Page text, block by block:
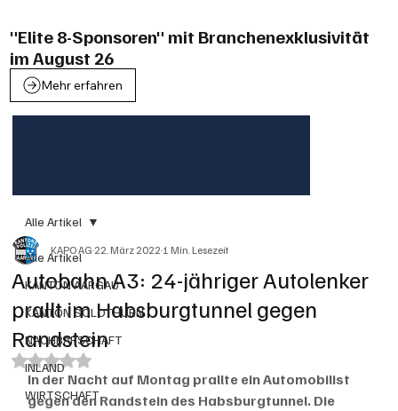
"Elite 8-Sponsoren" mit Branchenexklusivität
im August 26
Mehr erfahren
Alle Artikel
KANTON AARGAU
KANTON SOLOTHURN
NACHBARSCHAFT
INLAND
WIRTSCHAFT
Alle Artikel
Autobahn A3: 24-jähriger Autolenker
prallt im Habsburgtunnel gegen
Randstein
KAPO AG22. März 20221 Min. Lesezeit
Mit NaN von 5 Sternen bewertet.
In der Nacht auf Montag prallte ein Automobilist
gegen den Randstein des Habsburgtunnel. Die